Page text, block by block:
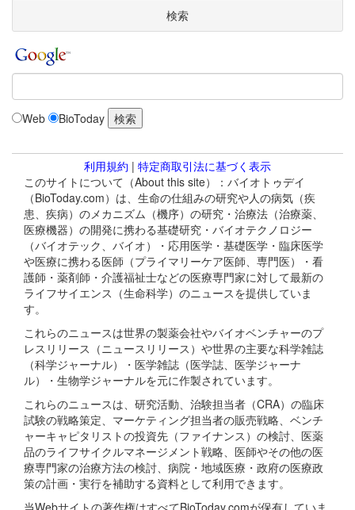
検索
Web BioToday
利用規約 | 特定商取引法に基づく表示
このサイトについて（About this site）：バイオトゥデイ
（BioToday.com）は、生命の仕組みの研究や人の病気（疾
患、疾病）のメカニズム（機序）の研究・治療法（治療薬、
医療機器）の開発に携わる基礎研究・バイオテクノロジー
（バイオテック、バイオ）・応用医学・基礎医学・臨床医学
や医療に携わる医師（プライマリーケア医師、専門医）・看
護師・薬剤師・介護福祉士などの医療専門家に対して最新の
ライフサイエンス（生命科学）のニュースを提供していま
す。
これらのニュースは世界の製薬会社やバイオベンチャーのプ
レスリリース（ニュースリリース）や世界の主要な科学雑誌
（科学ジャーナル）・医学雑誌（医学誌、医学ジャーナ
ル）・生物学ジャーナルを元に作製されています。
これらのニュースは、研究活動、治験担当者（CRA）の臨床
試験の戦略策定、マーケティング担当者の販売戦略、ベンチ
ャーキャピタリストの投資先（ファイナンス）の検討、医薬
品のライフサイクルマネージメント戦略、医師やその他の医
療専門家の治療方法の検討、病院・地域医療・政府の医療政
策の計画・実行を補助する資料として利用できます。